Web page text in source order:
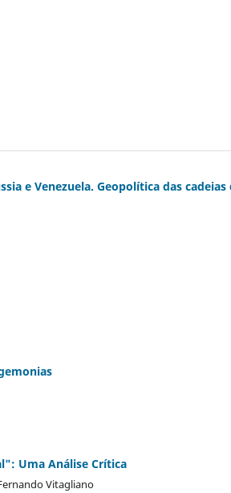
e Venezuela. Geopolítica das
Uma Análise Crítica
Vitagliano